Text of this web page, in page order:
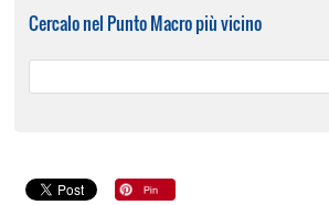
Cercalo nel Punto Macro più vicino